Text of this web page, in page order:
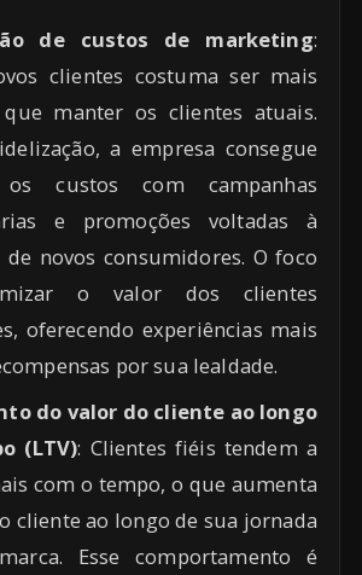
de custos de marketing:
clientes costuma ser mais
manter os clientes atuais.
a empresa consegue
custos com campanhas
e promoções voltadas à
de novos consumidores. O foco
o valor dos clientes
oferecendo experiências mais
por sua lealdade.
do valor do cliente ao longo
(LTV): Clientes fiéis tendem a
com o tempo, o que aumenta
cliente ao longo de sua jornada
Esse comportamento é